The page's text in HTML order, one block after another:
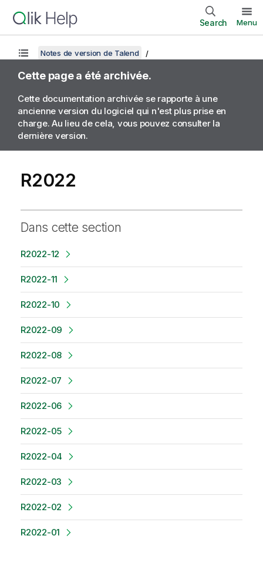
Search Menu
Notes de version de Talend
Cette page a été archivée.
Cette documentation archivée se rapporte à une
ancienne version du logiciel qui n'est plus prise en
charge. Au lieu de cela, vous pouvez consulter la
dernière version.
R2022
Dans cette section
R2022-12
R2022-11
R2022-10
R2022-09
R2022-08
R2022-07
R2022-06
R2022-05
R2022-04
R2022-03
R2022-02
R2022-01